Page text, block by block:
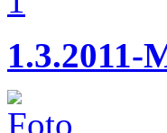
1.3.2011-